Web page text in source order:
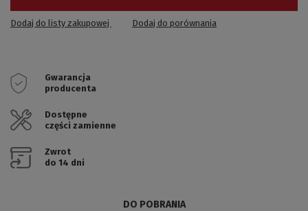
Dodaj do listy zakupowej Dodaj do porównania
Gwarancja
producenta
Dostępne
części zamienne
Zwrot
do 14 dni
DO POBRANIA